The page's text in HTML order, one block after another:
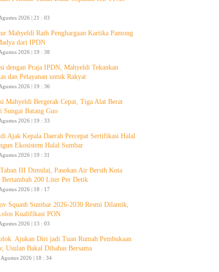
2026 | 21 : 03
Mahyeldi Raih Penghargaan Kartika Pamong
dari IPDN
2026 | 19 : 38
dengan Praja IPDN, Mahyeldi Tekankan
dan Pelayanan untuk Rakyat
2026 | 19 : 36
Mahyeldi Bergerak Cepat, Tiga Alat Berat
Sungai Batang Guo
2026 | 19 : 33
Ajak Kepala Daerah Percepat Sertifikasi Halal
Ekosistem Halal Sumbar
2026 | 19 : 31
III Dimulai, Pasokan Air Bersih Kota
Bertambah 200 Liter Per Detik
2026 | 18 : 17
Squash Sumbar 2026-2030 Resmi Dilantik,
Kualifikasi PON
2026 | 13 : 03
Ajukan Diri jadi Tuan Rumah Pembukaan
Usulan Bakal Dibahas Bersama
Agustus 2026 | 18 : 34